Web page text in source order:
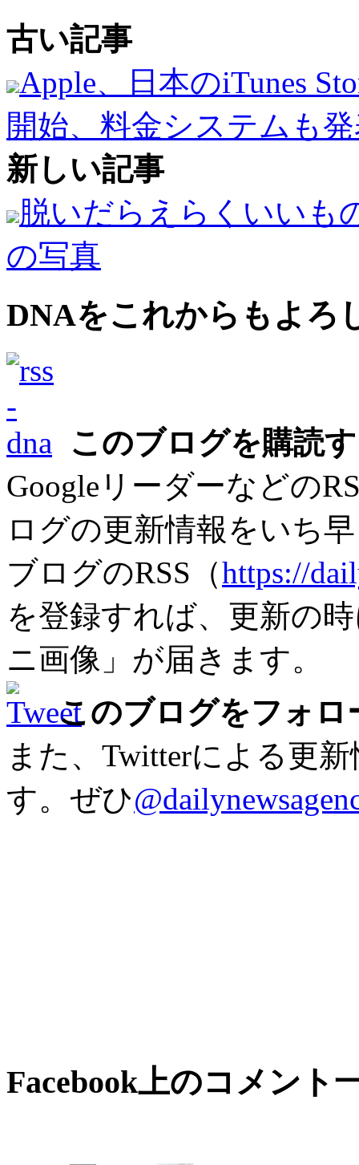
古い記事
Apple、日本のiTunes
開始、料金システムも
新しい記事
脱いだらえらくいいも
の写真
DNAをこれからもよろ
このブログを購読
Googleリーダーなどの
ログの更新情報をいち
ブログのRSS（https://
を登録すれば、更新の
ニ画像」が届きます。
このブログをフォロ
また、Twitterによる更
す。ぜひ
Facebook上のコメント